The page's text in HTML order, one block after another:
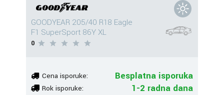
GOODYEAR 205/40 R18 Eagle
F1 SuperSport 86Y XL
0
Cena isporuke: Besplatna isporuka
Rok isporuke: 1-2 radna dana